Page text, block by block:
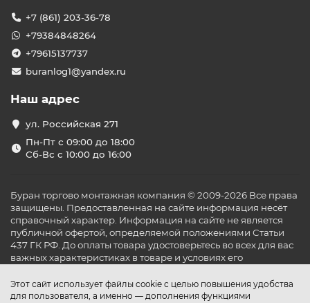
Этот сайт использует файлы cookie с целью повышения удобства
для пользователя, а именно — дополнения функциями
+7 (861) 203-36-78
+79384848264
+79615137737
buranlog1@yandex.ru
Наш адрес
ул. Российская 271
Пн-Пт с 09:00 до 18:00
Сб-Вс с 10:00 до 16:00
Буран торгово монтажная компания © 2009-2026 Все права
защищены. Предоставленная на сайте информация несёт
справочный характер. Информация на сайте не является
публичной офертой, определяемой положениями Статьи
437 ГК РФ. До оплаты товара удостоверьтесь во всех для вас
важных характеристиках в товаре и условиях его